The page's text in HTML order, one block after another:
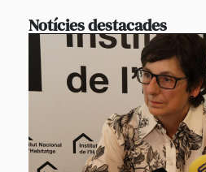
Notícies destacades